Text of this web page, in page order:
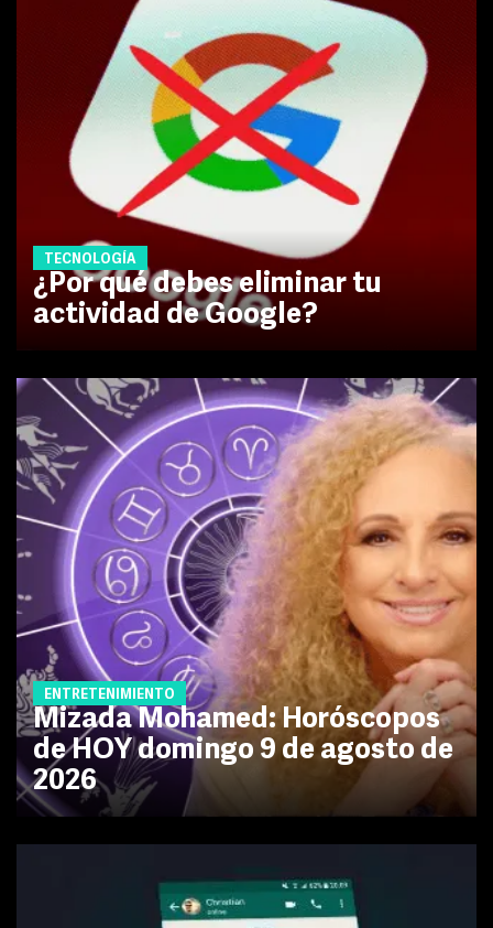
TECNOLOGÍA
¿Por qué debes eliminar tu
actividad de Google?
ENTRETENIMIENTO
Mizada Mohamed: Horóscopos
de HOY domingo 9 de agosto de
2026